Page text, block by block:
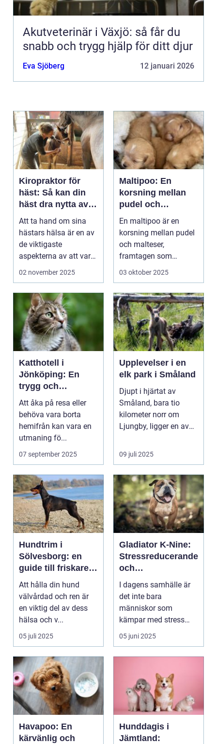
Akutveterinär i Växjö: så får du
snabb och trygg hjälp för ditt djur
Eva Sjöberg 12 januari 2026
Kiropraktor för
häst: Så kan din
häst dra nytta av
behandling
Att ta hand om sina
hästars hälsa är en av
de viktigaste
aspekterna av att vara
h&aum...
02 november 2025
Maltipoo: En
korsning mellan
pudel och
malteser
En maltipoo är en
korsning mellan pudel
och malteser,
framtagen som
sällskapshund. Den
03 oktober 2025
Katthotell i
Jönköping: En
trygg och
hemtrevlig lösning
för din katt
Att åka på resa eller
behöva vara borta
hemifrån kan vara en
utmaning fö...
07 september 2025
Upplevelser i en
elk park i Småland
Djupt i hjärtat av
Småland, bara tio
kilometer norr om
Ljungby, ligger en av
09 juli 2025
Hundtrim i
Sölvesborg: en
guide till friskare
och gladare
hundar
Att hålla din hund
välvårdad och ren är
en viktig del av dess
hälsa och v...
05 juli 2025
Gladiator K-Nine:
Stressreducerande
och
ångestdämpande
hundhalsband
I dagens samhälle är
det inte bara
människor som
kämpar med stress
och ång...
05 juni 2025
Havapoo: En
kärvänlig och
Hunddagis i
Jämtland: